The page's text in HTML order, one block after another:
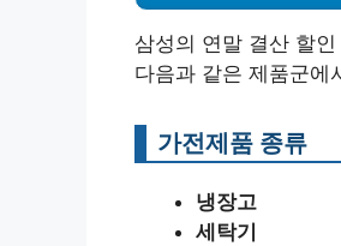
삼성의 연말 결산 할
다음과 같은 제품군에
가전제품 종류
냉장고
세탁기